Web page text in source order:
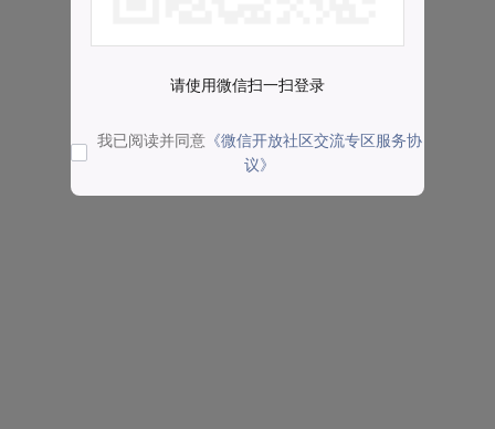
请使用微信扫一扫登录
我已阅读并同意 《微信开放社区交流专区服务协
议》